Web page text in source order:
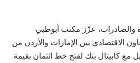
والصادرات، عزّز مكتب أبوظبي
الاقتصادي بين الإمارات والأردن من
مع كابيتال بنك لفتح خط ائتمان بقيمة